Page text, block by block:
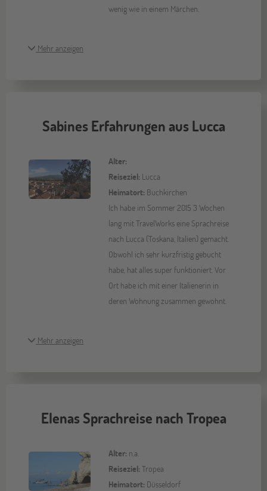
wenig wie in einem Märchen.
Mehr anzeigen
Sabines Erfahrungen aus Lucca
Alter:
Reiseziel: Lucca
Heimatort: Buchkirchen
Ich habe im Sommer 2015 3 Wochen
lang mit TravelWorks eine Sprachreise
nach Lucca (Toskana, Italien) gemacht.
Obwohl ich sehr kurzfristig gebucht
habe, hat alles super funktioniert. Vor
Ort habe ich mit einer Italienerin in
deren Wohnung zusammen gewohnt.
Mehr anzeigen
Elenas Sprachreise nach Tropea
Alter: n.a.
Reiseziel: Tropea
Heimatort: Düsseldorf